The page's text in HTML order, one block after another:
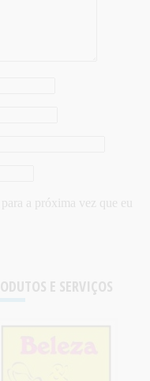
a próxima vez que eu
E SERVIÇOS